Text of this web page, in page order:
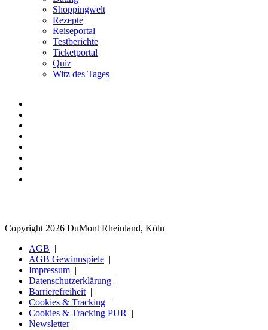
Shoppingwelt
Rezepte
Reiseportal
Testberichte
Ticketportal
Quiz
Witz des Tages
Copyright 2026 DuMont Rheinland, Köln
AGB
AGB Gewinnspiele
Impressum
Datenschutzerklärung
Barrierefreiheit
Cookies & Tracking
Cookies & Tracking PUR
Newsletter